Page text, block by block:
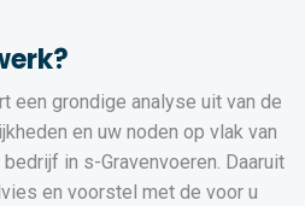
een grondige analyse uit van de
en uw noden op vlak van
in s-Gravenvoeren. Daaruit
en voorstel met de voor u